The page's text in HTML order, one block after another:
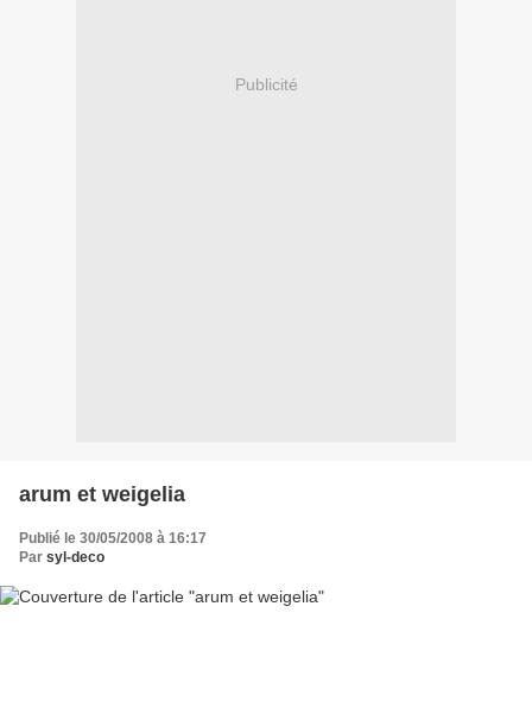
Publicité
arum et weigelia
Publié le 30/05/2008 à 16:17
Par syl-deco